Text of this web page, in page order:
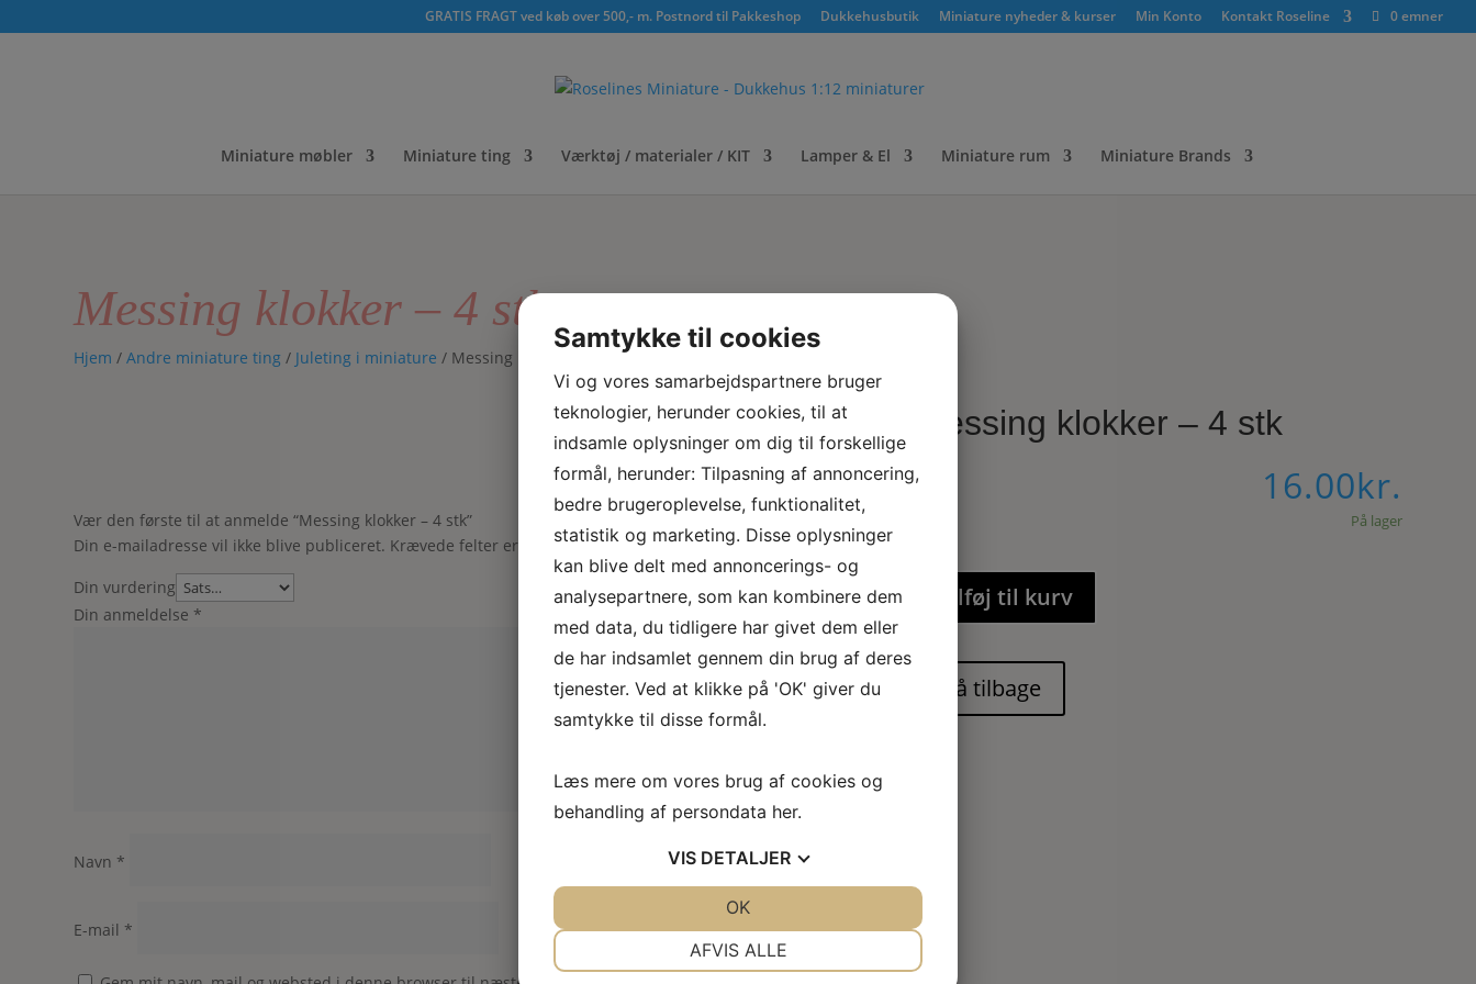
GRATIS FRAGT ved køb over 500,- m. Postnord til Pakkeshop Dukkehusbutik Miniature nyheder & kurser Min Konto Kontakt Roseline 0 emner
Miniature møbler Miniature ting Værktøj / materialer / KIT Lamper & El Miniature rum Miniature Brands
Messing klokker – 4 stk
Hjem /Andre miniature ting / Juleting i miniature / Messing klokker – 4 stk
Vær den første til at anmelde “Messing klokker – 4 stk”
Din e-mailadresse vil ikke blive publiceret. Krævede felter er markeret med*
Din vurdering
Din anmeldelse *
Navn *
E-mail *
Messing klokker – 4 stk
16.00kr.
På lager
Tilføj til kurv
Samtykke til cookies
Vi og vores samarbejdspartnere bruger
teknologier, herunder cookies, til at
indsamle oplysninger om dig til forskellige
formål, herunder: Tilpasning af annoncering,
bedre brugeroplevelse, funktionalitet,
statistik og marketing. Disse oplysninger
kan blive delt med annoncerings- og
analysepartnere, som kan kombinere dem
med data, du tidligere har givet dem eller
de har indsamlet gennem din brug af deres
tjenester. Ved at klikke på 'OK' giver du
samtykke til disse formål.
Læs mere om vores brug af cookies og
behandling af persondata her.
VIS DETALJER
AFVIS ALLE
OK